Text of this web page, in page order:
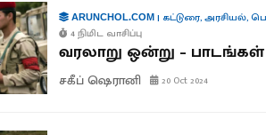
ARUNCHOL.COM| கட்டுரை,அரசியல்,
4 நிமிட வாசிப்பு
வரலாறு ஒன்று –
சகீப் ஷெரானி 20 Oct 2024